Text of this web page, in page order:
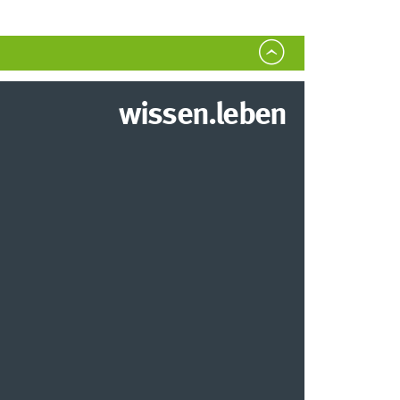
wissen.leben